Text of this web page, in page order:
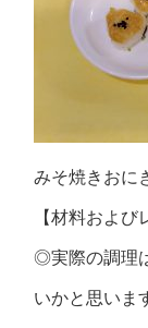
みそ焼きお
【材料および
◎実際の調理
いかと思いま